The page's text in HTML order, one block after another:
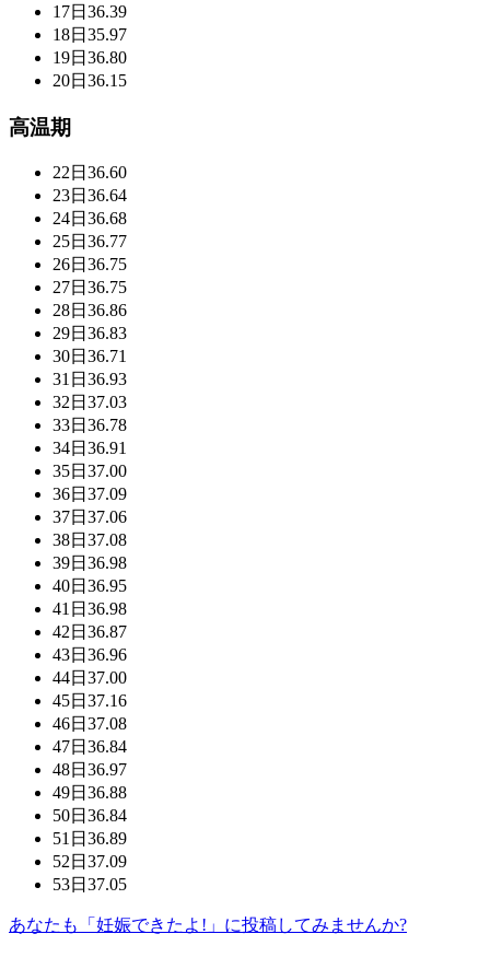
17日 36.39
18日 35.97
19日 36.80
20日 36.15
高温期
22日 36.60
23日 36.64
24日 36.68
25日 36.77
26日 36.75
27日 36.75
28日 36.86
29日 36.83
30日 36.71
31日 36.93
32日 37.03
33日 36.78
34日 36.91
35日 37.00
36日 37.09
37日 37.06
38日 37.08
39日 36.98
40日 36.95
41日 36.98
42日 36.87
43日 36.96
44日 37.00
45日 37.16
46日 37.08
47日 36.84
48日 36.97
49日 36.88
50日 36.84
51日 36.89
52日 37.09
53日 37.05
あなたも「妊娠できたよ!」に投稿してみませんか?